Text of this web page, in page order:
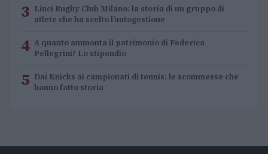
3 Linci Rugby Club Milano: la storia di un gruppo di
atlete che ha scelto l’autogestione
4 A quanto ammonta il patrimonio di Federica
Pellegrini? Lo stipendio
5 Dai Knicks ai campionati di tennis: le scommesse che
hanno fatto storia